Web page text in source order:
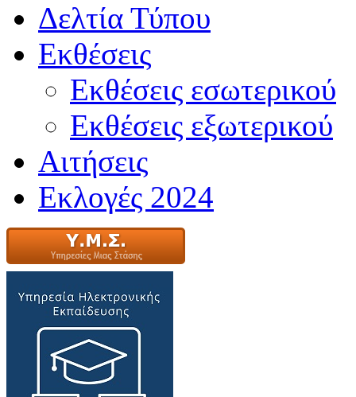
Δελτία Τύπου
Εκθέσεις
Εκθέσεις εσωτερικού
Εκθέσεις εξωτερικού
Αιτήσεις
Εκλογές 2024